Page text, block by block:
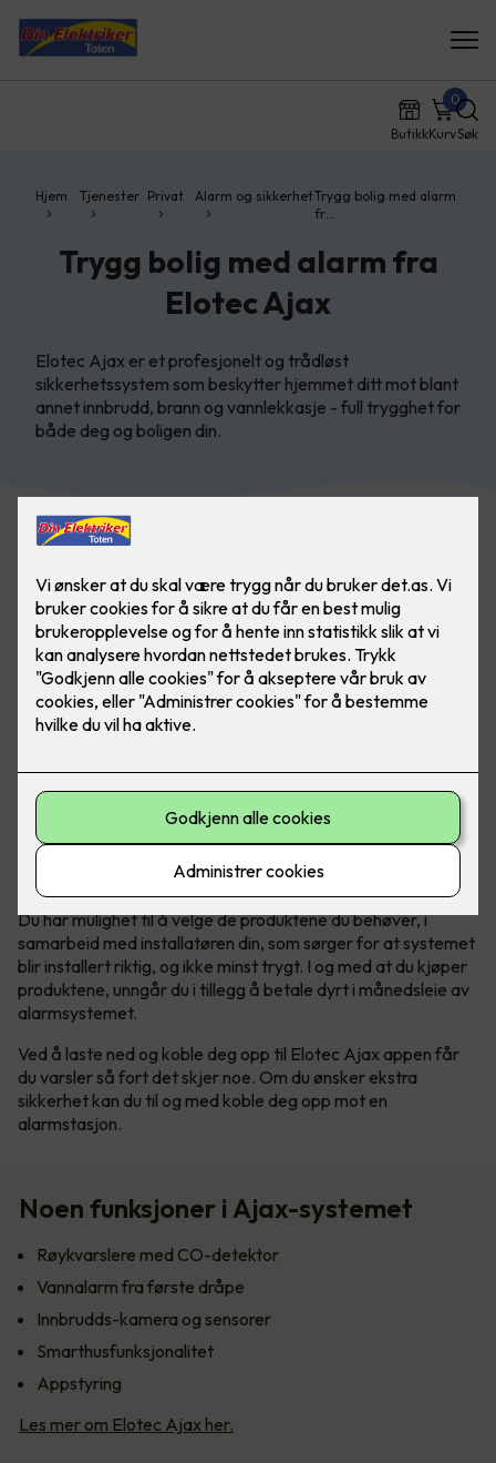
ButikkKurv
0
Søk
Hjem Tjenester Privat Alarm og sikkerhetTrygg bolig med alarm
fr…
Trygg bolig med alarm fra
Elotec Ajax
Elotec Ajax er et profesjonelt og trådløst
sikkerhetssystem som beskytter hjemmet ditt mot blant
annet innbrudd, brann og vannlekkasje - full trygghet for
både deg og boligen din.
Teknologi fra Elotec redder liv
Elotec Ajax er et profesjonelt og trådløst sikkerhetssystem
som beskytter hjemmet ditt mot blant annet innbrudd, brann
og vannlekkasje - full trygghet for både deg og boligen din.
Du har mulighet til å velge de produktene du behøver, i
samarbeid med installatøren din, som sørger for at systemet
blir installert riktig, og ikke minst trygt. I og med at du kjøper
produktene, unngår du i tillegg å betale dyrt i månedsleie av
alarmsystemet.
Ved å laste ned og koble deg opp til Elotec Ajax appen får
du varsler så fort det skjer noe. Om du ønsker ekstra
sikkerhet kan du til og med koble deg opp mot en
alarmstasjon.
Noen funksjoner i Ajax-systemet
Røykvarslere med CO-detektor
Vannalarm fra første dråpe
Innbrudds-kamera og sensorer
Smarthusfunksjonalitet
Appstyring
Les mer om Elotec Ajax her.